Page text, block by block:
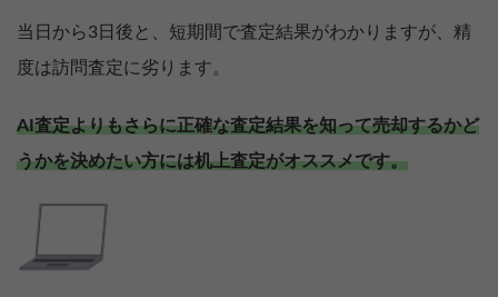
当日から3日後と、短期間で査定結果がわかりますが、精
度は訪問査定に劣ります。
AI査定よりもさらに正確な査定結果を知って売却するかど
うかを決めたい方には机上査定がオススメです。